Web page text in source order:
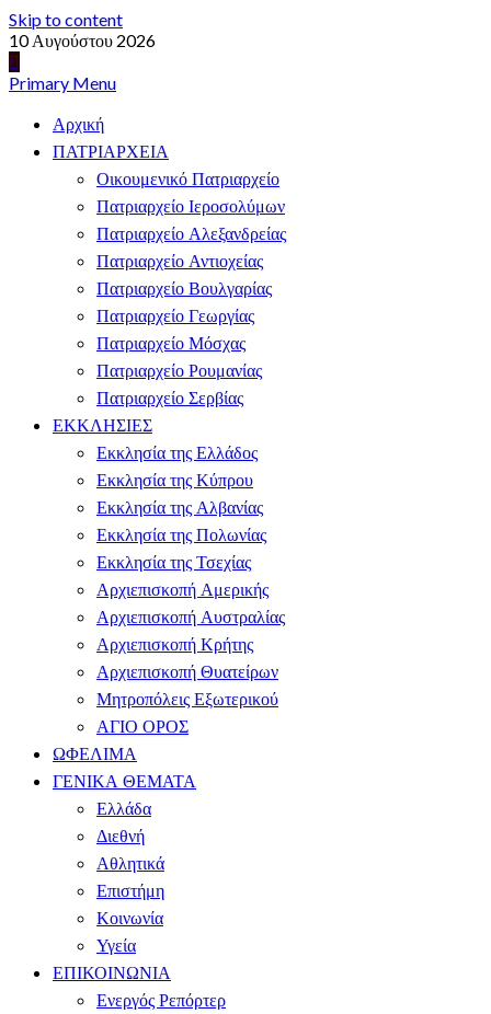
Skip to content
10 Αυγούστου 2026
Primary Menu
Αρχική
ΠΑΤΡΙΑΡΧΕΙΑ
Οικουμενικό Πατριαρχείο
Πατριαρχείο Ιεροσολύμων
Πατριαρχείο Αλεξανδρείας
Πατριαρχείο Αντιοχείας
Πατριαρχείο Βουλγαρίας
Πατριαρχείο Γεωργίας
Πατριαρχείο Μόσχας
Πατριαρχείο Ρουμανίας
Πατριαρχείο Σερβίας
ΕΚΚΛΗΣΙΕΣ
Εκκλησία της Ελλάδος
Εκκλησία της Κύπρου
Εκκλησία της Αλβανίας
Εκκλησία της Πολωνίας
Εκκλησία της Τσεχίας
Αρχιεπισκοπή Αμερικής
Αρχιεπισκοπή Αυστραλίας
Αρχιεπισκοπή Κρήτης
Αρχιεπισκοπή Θυατείρων
Μητροπόλεις Εξωτερικού
ΑΓΙΟ ΟΡΟΣ
ΩΦΕΛΙΜΑ
ΓΕΝΙΚΑ ΘΕΜΑΤΑ
Ελλάδα
Διεθνή
Αθλητικά
Επιστήμη
Κοινωνία
Υγεία
ΕΠΙΚΟΙΝΩΝΙΑ
Ενεργός Ρεπόρτερ